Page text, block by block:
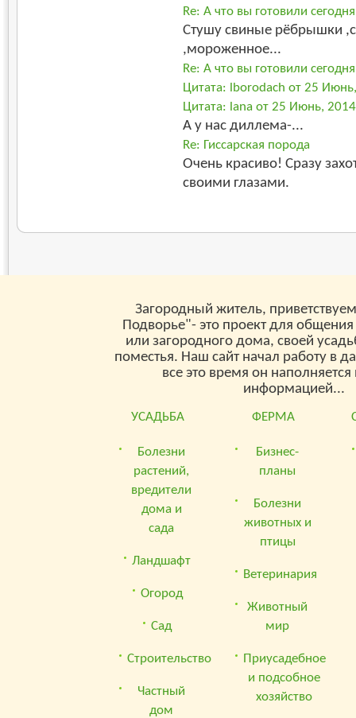
Re: А что вы готовили
Стушу свиные рёбрышки
,мороженное...
Re: А что вы готовили
Цитата: lborodach от 25
Цитата: lana от 25 Июнь,
А у нас диллема-...
Re: Гиссарская порода
Очень красиво! Сразу
своими глазами.
Загородный житель,
Подворье"- это проект для
или загородного дома, своей
поместья. Наш сайт начал работу в
все это время он
информацией...
УСАДЬБА
Болезни
растений,
вредители
дома и
сада
Ландшафт
Огород
Сад
Строительство
Частный
дом
ФЕРМА
Бизнес-
планы
Болезни
животных и
птицы
Ветеринария
Животный
мир
Приусадебное
и подсобное
хозяйство